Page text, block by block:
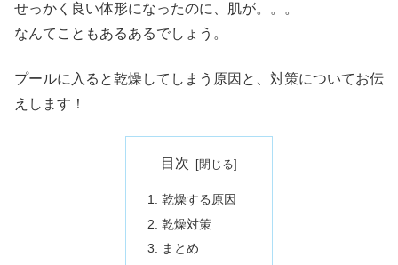
せっかく良い体形になったのに、肌が。。。
なんてこともあるあるでしょう。
プールに入ると乾燥してしまう原因と、対策についてお伝
えします！
目次
乾燥する原因
乾燥対策
まとめ